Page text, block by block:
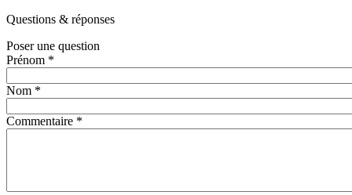
Questions & réponses
Poser une question
Prénom *
Nom *
Commentaire *